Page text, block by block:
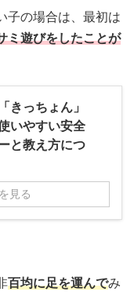
子の場合は、最初は
ミ遊びをしたことが
きっちょん」
いやすい安全
と教え方につ
見る
百均に足を運んでみ